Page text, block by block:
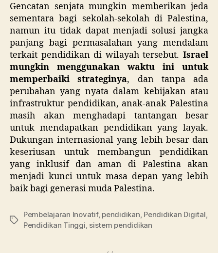
Gencatan senjata mungkin memberikan jeda
sementara bagi sekolah-sekolah di Palestina,
namun itu tidak dapat menjadi solusi jangka
panjang bagi permasalahan yang mendalam
terkait pendidikan di wilayah tersebut. Israel
mungkin menggunakan waktu ini untuk
memperbaiki strateginya, dan tanpa ada
perubahan yang nyata dalam kebijakan atau
infrastruktur pendidikan, anak-anak Palestina
masih akan menghadapi tantangan besar
untuk mendapatkan pendidikan yang layak.
Dukungan internasional yang lebih besar dan
keseriusan untuk membangun pendidikan
yang inklusif dan aman di Palestina akan
menjadi kunci untuk masa depan yang lebih
baik bagi generasi muda Palestina.
Tags
Pembelajaran Inovatif, pendidikan Pendidikan Digital
Pendidikan Tinggi sistem pendidikan